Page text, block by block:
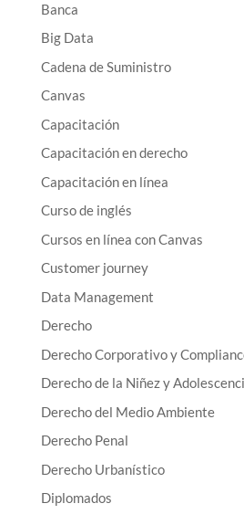
Banca
Big Data
Cadena de Suministro
Canvas
Capacitación
Capacitación en derecho
Capacitación en línea
Curso de inglés
Cursos en línea con Canvas
Customer journey
Data Management
Derecho
Derecho Corporativo y
Derecho de la Niñez y
Derecho del Medio Ambiente
Derecho Penal
Derecho Urbanístico
Diplomados